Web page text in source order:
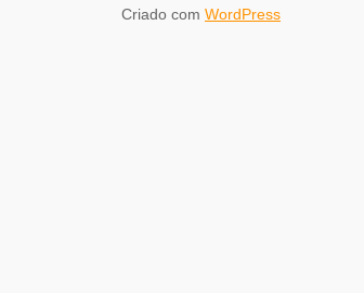
Criado com WordPress